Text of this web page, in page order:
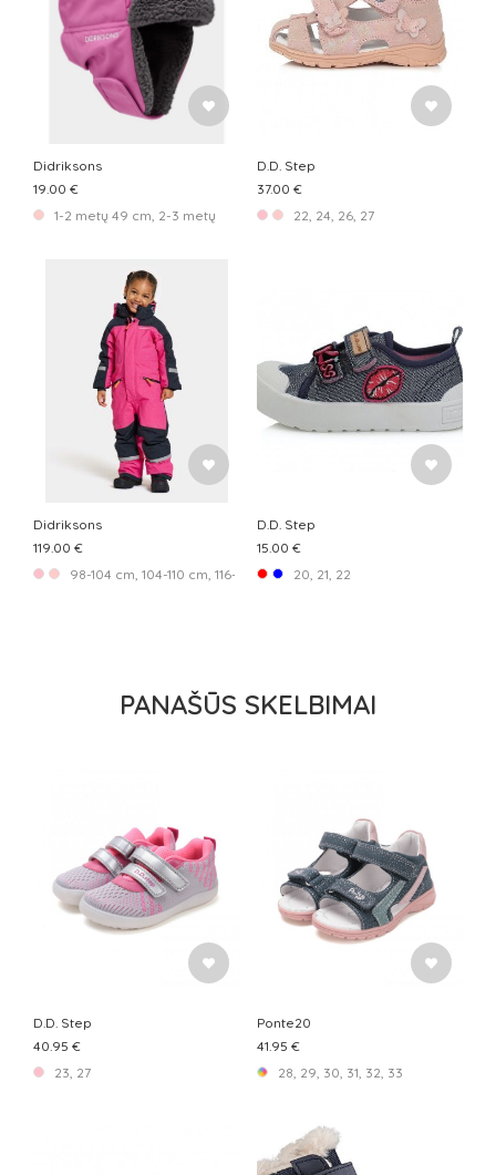
Didriksons
19.00 €
1-2 metų 49 cm, 2-3 metų 51 cm, 3-5 metų 53 cm, 8-12 metų 56 cm
D.D. Step
37.00 €
22, 24, 26, 27
Didriksons
119.00 €
98-104 cm, 104-110 cm, 116-122 cm, 122-128 cm, 128-134 cm, 134-140
D.D. Step
15.00 €
20, 21, 22
PANAŠŪS SKELBIMAI
D.D. Step
40.95 €
23, 27
Ponte20
41.95 €
28, 29, 30, 31, 32, 33